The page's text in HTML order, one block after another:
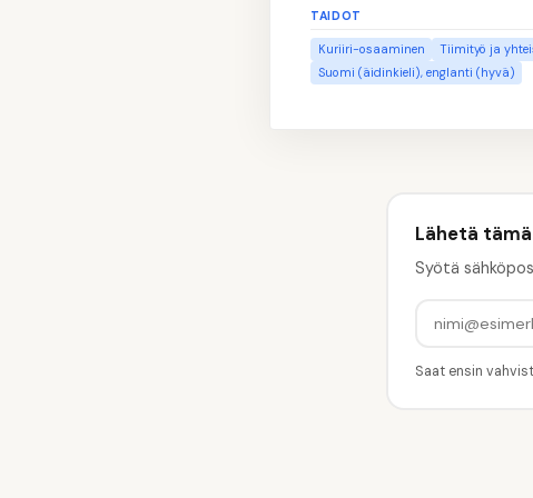
TAIDOT
Kuriiri-osaaminen Tiimityö ja
Suomi (äidinkieli), englanti (hyvä)
Lähetä
Syötä
Saat ensin